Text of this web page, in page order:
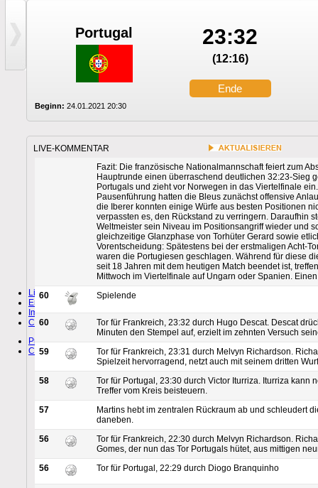
Portugal 23:32
(12:16)
Ende
Beginn: 24.01.2021 20:30
LIVE-KOMMENTAR
Fazit: Die französische Nationalmannschaft feiert zum
Hauptrunde einen überraschend deutlichen 32:23-Sieg
Portugals und zieht vor Norwegen in das Viertelfinale
Pausenführung hatten die Bleus zunächst offensive
die Iberer konnten einige Würfe aus besten Positionen
verpassten es, den Rückstand zu verringern. Daraufhin
Weltmeister sein Niveau im Positionsangriff wieder und
gleichzeitige Glanzphase von Torhüter Gerard sowie
Vorentscheidung: Spätestens bei der erstmaligen Acht-
waren die Portugiesen geschlagen. Während für diese
seit 18 Jahren mit dem heutigen Match beendet ist,
Mittwoch im Viertelfinale auf Ungarn oder Spanien.
60
Spielende
60
Tor für Frankreich, 23:32 durch Hugo Descat. Descat
Minuten den Stempel auf, erzielt im zehnten Versuch
59
Tor für Frankreich, 23:31 durch Melvyn Richardson.
Spielzeit hervorragend, netzt auch mit seinem dritten
58
Tor für Portugal, 23:30 durch Victor Iturriza. Iturriza kann
Treffer vom Kreis beisteuern.
57
Martins hebt im zentralen Rückraum ab und schleudert
daneben.
56
Tor für Frankreich, 22:30 durch Melvyn Richardson.
Gomes, der nun das Tor Portugals hütet, aus mittigen
56
Tor für Portugal, 22:29 durch Diogo Branquinho
Live-Ticker
Ergebnisse
Impressum
Cookie Settings
Privacy Policy
Cookie Notice